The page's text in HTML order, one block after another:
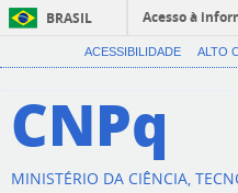
BRASIL
Acesso à
ACESSIBILIDADE ALTO
CNPq
MINISTÉRIO DA CIÊNCIA,